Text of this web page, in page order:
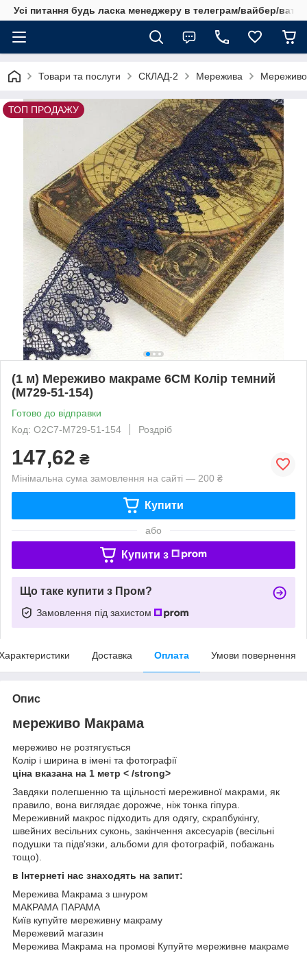
Усі питання будь ласка менеджеру в телеграм/вайбер/
Товари та послуги СКЛАД-2 Мережива
ТОП ПРОДАЖУ
(1 м) Мереживо макраме 6CM Колір темний
(M729-51-154)
Готово до відправки
Код: О2С7-М729-51-154
Роздріб
147,62 ₴
Мінімальна сума замовлення на сайті — 200 ₴
Купити
або
Купити з
Що таке купити з Пром?
Замовлення під захистом
Доставка Оплата Умови повернення
Опис
мереживо Макрама
мереживо не розтягується
Колір і ширина в імені та фотографії
ціна вказана на 1 метр < /strong>
Завдяки полегшенню та щільності мереживної макрами, як
правило, вона виглядає дорожче, ніж тонка гіпура.
Мереживний макрос підходить для одягу, скрапбукінгу,
швейних весільних суконь, закінчення аксесуарів (весільні
подушки та підв'язки, альбоми для фотографій, побажань
тощо).
в Інтернеті нас знаходять на запит:
Мережива Макрама з шнуром
МАКРАМА ПАРАМА
Київ купуйте мереживну макраму
Мережевий магазин
Мережива Макрама на промові Купуйте мереживне макраме